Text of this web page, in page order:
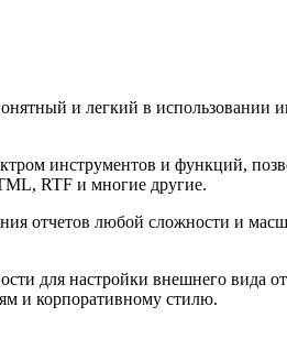
и легкий в использовании
инструментов и функций,
RTF и многие другие.
отчетов любой сложности и
для настройки внешнего вида
и корпоративному стилю.